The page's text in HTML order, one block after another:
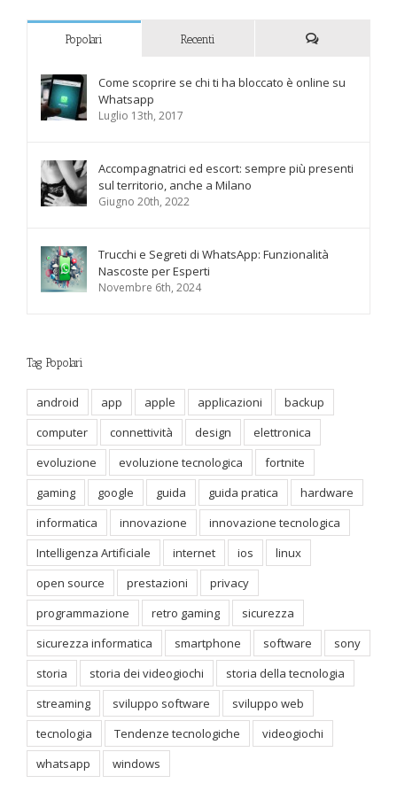
Popolari Recenti
Come scoprire se chi ti ha bloccato è online su
Whatsapp
Luglio 13th, 2017
Accompagnatrici ed escort: sempre più presenti
sul territorio, anche a Milano
Giugno 20th, 2022
Trucchi e Segreti di WhatsApp: Funzionalità
Nascoste per Esperti
Novembre 6th, 2024
Tag Popolari
android app apple applicazioni
backup
computer
connettività design
elettronica
evoluzione
evoluzione tecnologica
fortnite
gaming
google guida guida pratica
hardware
informatica
innovazione
innovazione tecnologica
Intelligenza Artificiale
internet ios
linux
open source
prestazioni
privacy
programmazione
retro gaming
sicurezza
sicurezza informatica
smartphone software
sony
storia
storia dei videogiochi
storia della tecnologia
streaming
sviluppo software
sviluppo web
tecnologia
Tendenze tecnologiche
videogiochi
whatsapp
windows